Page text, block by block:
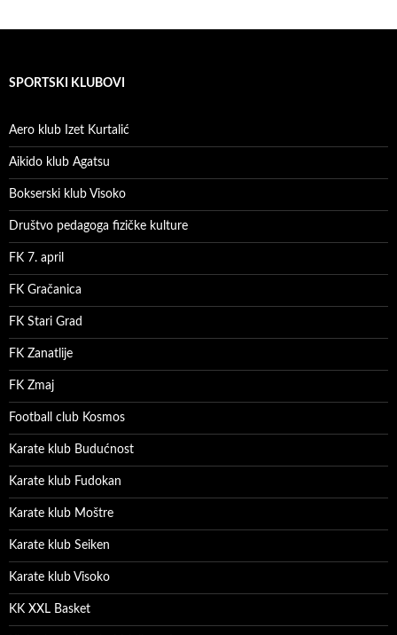
SPORTSKI KLUBOVI
Aero klub Izet Kurtalić
Aikido klub Agatsu
Bokserski klub Visoko
Društvo pedagoga fizičke kulture
FK 7. april
FK Gračanica
FK Stari Grad
FK Zanatlije
FK Zmaj
Football club Kosmos
Karate klub Budućnost
Karate klub Fudokan
Karate klub Moštre
Karate klub Seiken
Karate klub Visoko
KK XXL Basket